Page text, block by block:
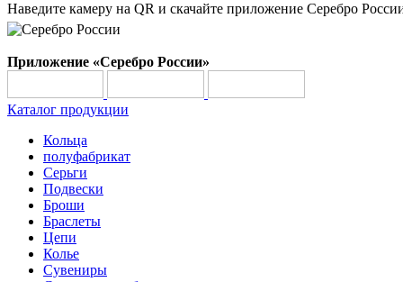
Наведите камеру на QR и скачайте приложение Серебро
Приложение «Серебро России»
Каталог продукции
Кольца
полуфабрикат
Серьги
Подвески
Броши
Браслеты
Цепи
Колье
Сувениры